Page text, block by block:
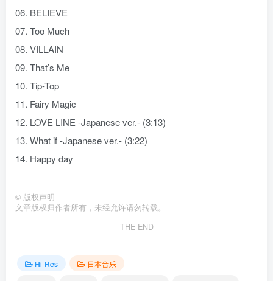
06. BELIEVE
07. Too Much
08. VILLAIN
09. That’s Me
10. Tip-Top
11. Fairy Magic
12. LOVE LINE -Japanese ver.- (3:13)
13. What if -Japanese ver.- (3:22)
14. Happy day
© 版权声明
文章版权归作者所有，未经允许请勿转载。
THE END
Hi-Res
日本音乐